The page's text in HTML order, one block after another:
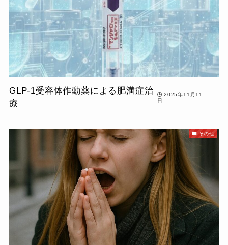
GLP-1受容体作動薬による肥満症治
療
2025年11月11
日
その他